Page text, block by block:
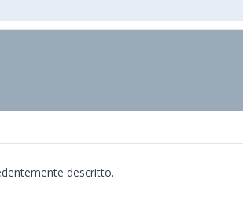
descritto.